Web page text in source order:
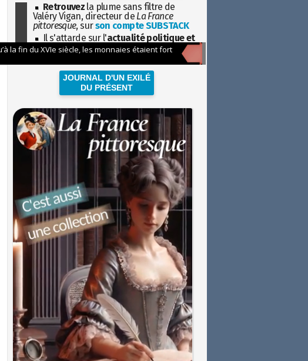
Retrouvez la plume sans filtre de
Valéry Vigan, directeur de La France
pittoresque, surson compte SUBSTACK
Il s'attarde sur l'actualité politique et
sociétaleavec la hauteur de vue de
JOURNAL D'UN EXILÉ
DU PRÉSENT